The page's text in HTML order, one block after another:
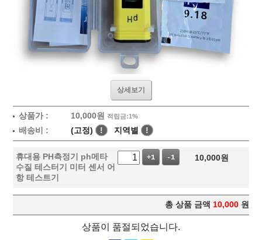
상세보기
상품가 : 10,000원 적립금:1%
배송비 : (고정) ! 지역별 !
휴대용 PH측정기 ph메타
수질 테스터기 미터 센서 어
항 테스트기
+1 -1 10,000원
총 상품 금액 10,000 원
상품이 품절되었습니다.